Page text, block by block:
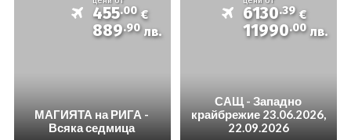
455.00 €
889.90 лв.
МАГИЯТА на РИГА -
Всяка седмица
6130.39 €
11990.00 лв.
САЩ - Западно
крайбрежие 23.06.2026,
22.09.2026